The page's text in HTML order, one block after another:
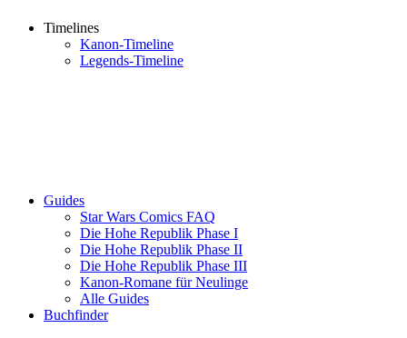
Timelines
Kanon-Timeline
Legends-Timeline
Guides
Star Wars Comics FAQ
Die Hohe Republik Phase I
Die Hohe Republik Phase II
Die Hohe Republik Phase III
Kanon-Romane für Neulinge
Alle Guides
Buchfinder